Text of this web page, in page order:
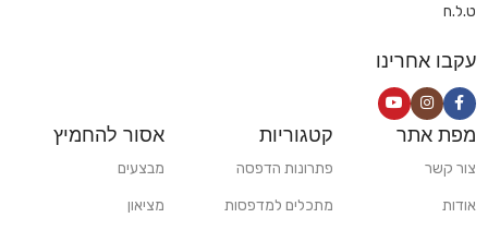
ט.ל.ח
עקבו אחרינו
מפת אתר
צור קשר
אודות
קטגוריות
פתרונות הדפסה
מתכלים למדפסות
אסור להחמיץ
מבצעים
מציאון